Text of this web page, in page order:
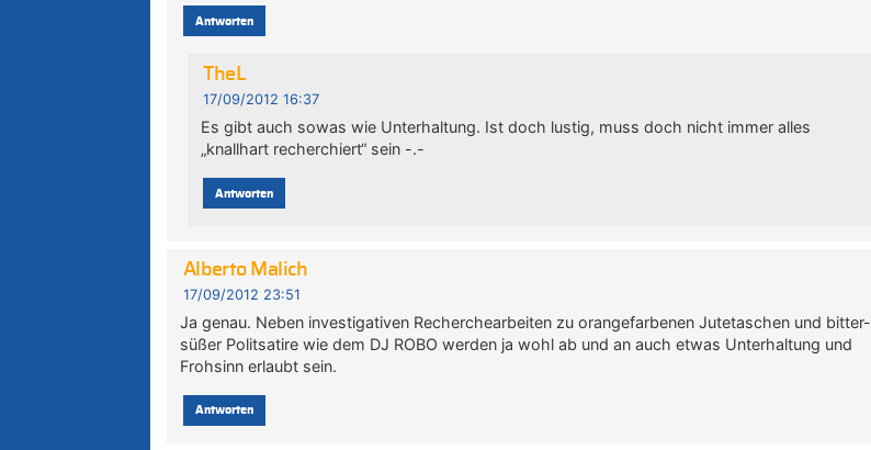
Antworten
TheL
17/09/2012 16:37
Es gibt auch sowas wie Unterhaltung. Ist doch lustig, muss doch nicht immer alles
„knallhart recherchiert“ sein -.-
Antworten
Alberto Malich
17/09/2012 23:51
Ja genau. Neben investigativen Recherchearbeiten zu orangefarbenen Jutetaschen und bitter-
süßer Politsatire wie dem DJ ROBO werden ja wohl ab und an auch etwas Unterhaltung und
Frohsinn erlaubt sein.
Antworten